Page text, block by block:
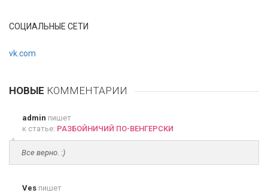
СОЦИАЛЬНЫЕ СЕТИ
vk.com
НОВЫЕ КОММЕНТАРИИ
admin пишет
к статье: РАЗБОЙНИЧИЙ ПО-ВЕНГЕРСКИ
Все верно. :)
Ves пишет